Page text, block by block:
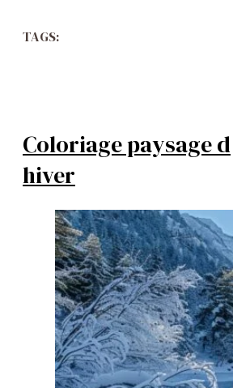
TAGS:
Coloriage paysage d
hiver